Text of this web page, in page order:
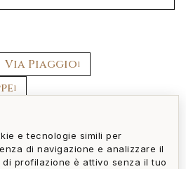
Via Piaggio1
1
tutti gli immobili
e tecnologie simili per
di navigazione e analizzare il
profilazione è attivo senza il tuo